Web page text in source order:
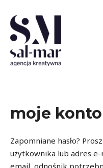
moje konto
Zapomniane hasło?
użytkownika lub adres
email, odnośnik